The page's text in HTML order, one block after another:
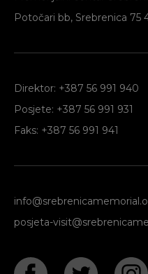
Potočari bb, Srebrenica 75
Direktor: +387 56 991 940
Posjete: +387 56 991 931
Faks: +387 56 991 941
posjeta-